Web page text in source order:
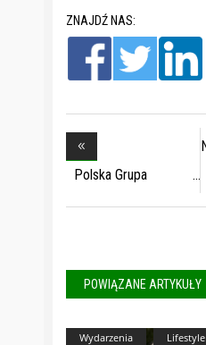
ZNAJDŹ NAS:
Polska Grupa
POWIĄZANE ARTYKUŁY
Wydarzenia Lifestyle